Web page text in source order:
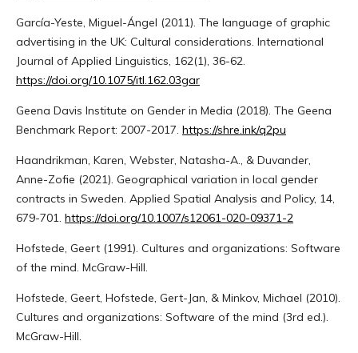
García-Yeste, Miguel-Ángel (2011). The language of graphic
advertising in the UK: Cultural considerations. International
Journal of Applied Linguistics, 162(1), 36-62.
https://doi.org/10.1075/itl.162.03gar
Geena Davis Institute on Gender in Media (2018). The Geena
Benchmark Report: 2007-2017. https://shre.ink/q2pu
Haandrikman, Karen, Webster, Natasha-A., & Duvander,
Anne-Zofie (2021). Geographical variation in local gender
contracts in Sweden. Applied Spatial Analysis and Policy, 14,
679-701. https://doi.org/10.1007/s12061-020-09371-2
Hofstede, Geert (1991). Cultures and organizations: Software
of the mind. McGraw-Hill.
Hofstede, Geert, Hofstede, Gert-Jan, & Minkov, Michael (2010).
Cultures and organizations: Software of the mind (3rd ed.).
McGraw-Hill.